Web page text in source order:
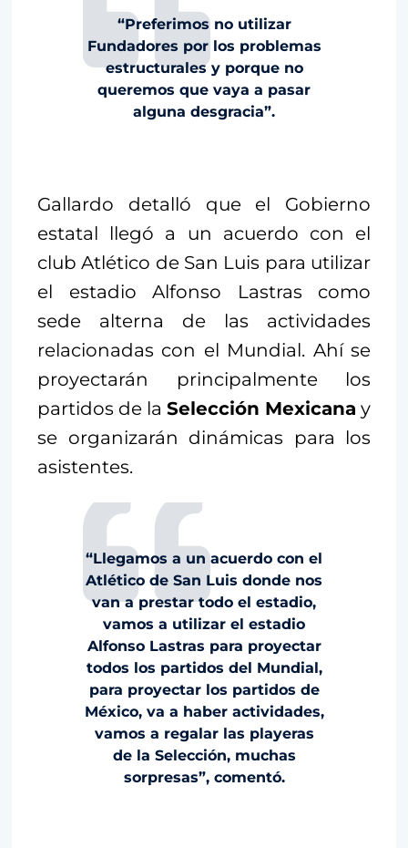
“Preferimos no utilizar
Fundadores por los problemas
estructurales y porque no
queremos que vaya a pasar
alguna desgracia”.
Gallardo detalló que el Gobierno
estatal llegó a un acuerdo con el
club Atlético de San Luis para utilizar
el estadio Alfonso Lastras como
sede alterna de las actividades
relacionadas con el Mundial. Ahí se
proyectarán principalmente los
partidos de la Selección Mexicana y
se organizarán dinámicas para los
asistentes.
“Llegamos a un acuerdo con el
Atlético de San Luis donde nos
van a prestar todo el estadio,
vamos a utilizar el estadio
Alfonso Lastras para proyectar
todos los partidos del Mundial,
para proyectar los partidos de
México, va a haber actividades,
vamos a regalar las playeras
de la Selección, muchas
sorpresas”, comentó.